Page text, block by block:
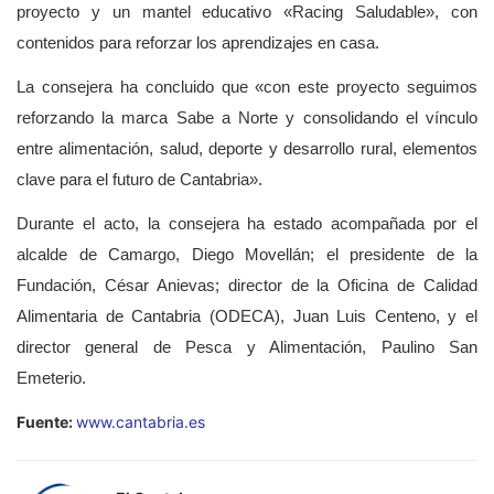
proyecto y un mantel educativo «Racing Saludable», con
contenidos para reforzar los aprendizajes en casa.
La consejera ha concluido que «con este proyecto seguimos
reforzando la marca Sabe a Norte y consolidando el vínculo
entre alimentación, salud, deporte y desarrollo rural, elementos
clave para el futuro de Cantabria».
Durante el acto, la consejera ha estado acompañada por el
alcalde de Camargo, Diego Movellán; el presidente de la
Fundación, César Anievas; director de la Oficina de Calidad
Alimentaria de Cantabria (ODECA), Juan Luis Centeno, y el
director general de Pesca y Alimentación, Paulino San
Emeterio.
Fuente:www.cantabria.es